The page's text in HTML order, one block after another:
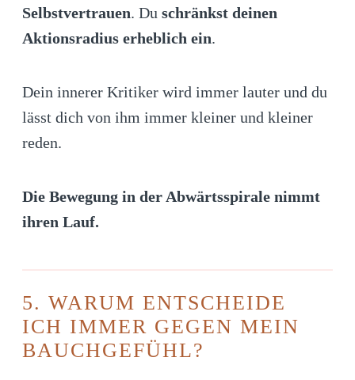
Selbstvertrauen. Du schränkst deinen
Aktionsradius erheblich ein.
Dein innerer Kritiker wird immer lauter und du
lässt dich von ihm immer kleiner und kleiner
reden.
Die Bewegung in der Abwärtsspirale nimmt
ihren Lauf.
5. WARUM ENTSCHEIDE
ICH IMMER GEGEN MEIN
BAUCHGEFÜHL?